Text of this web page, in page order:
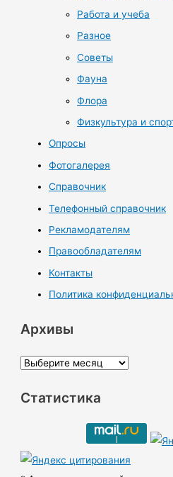
Работа и учеба
Разное
Советы
Фауна
Флора
Физкультура и
Опросы
Фотогалерея
Справочник
Телефонный справочник
Рекламодателям
Правообладателям
Контакты
Политика
Архивы
А
х
ы
Статистика